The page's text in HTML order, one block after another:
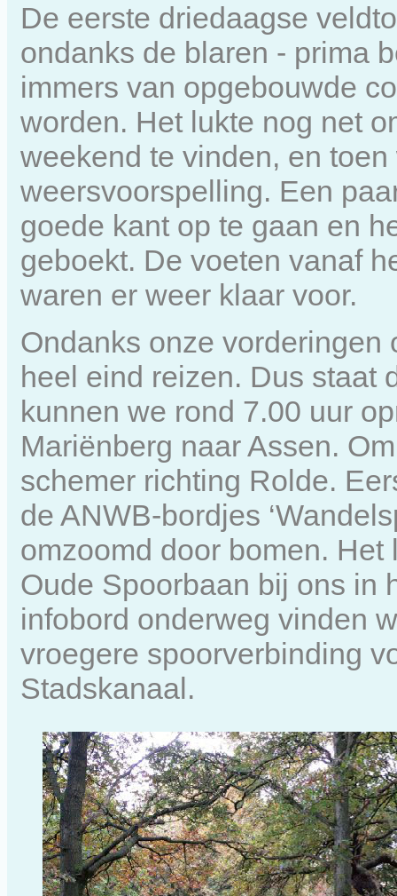
De eerste driedaagse
ondanks de blaren - prima
immers van opgebouwde
worden. Het lukte nog net
weekend te vinden, en
weersvoorspelling. Een
goede kant op te gaan en
geboekt. De voeten vanaf
waren er weer klaar voor.
Ondanks onze vorderingen
heel eind reizen. Dus staat
kunnen we rond 7.00 uur
Mariënberg naar Assen.
schemer richting Rolde.
de ANWB-bordjes
omzoomd door bomen.
Oude Spoorbaan bij ons in
infobord onderweg vinden
vroegere spoorverbinding
Stadskanaal.